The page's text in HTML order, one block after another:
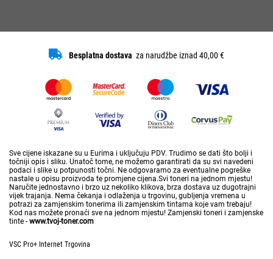
Besplatna dostava za narudžbe iznad 40,00 €
Sve cijene iskazane su u Eurima i uključuju PDV. Trudimo se dati što bolji i
točniji opis i sliku. Unatoč tome, ne možemo garantirati da su svi navedeni
podaci i slike u potpunosti točni. Ne odgovaramo za eventualne pogreške
nastale u opisu proizvoda te promjene cijena.Svi toneri na jednom mjestu!
Naručite jednostavno i brzo uz nekoliko klikova, brza dostava uz dugotrajni
vijek trajanja. Nema čekanja i odlaženja u trgovinu, gubljenja vremena u
potrazi za zamjenskim tonerima ili zamjenskim tintama koje vam trebaju!
Kod nas možete pronaći sve na jednom mjestu! Zamjenski toneri i zamjenske
tinte - www.tvoj-toner.com
VSC Pro+ Internet Trgovina